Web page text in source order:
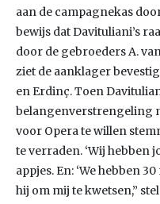
aan de campagnekas
bewijs dat Davituliani’s
door de gebroeders A.
ziet de aanklager
en Erdinç. Toen
belangenverstrengeling
voor Opera te willen
te verraden. ‘Wij hebben
appjes. En: ‘We hebben
hij om mij te kwetsen,”